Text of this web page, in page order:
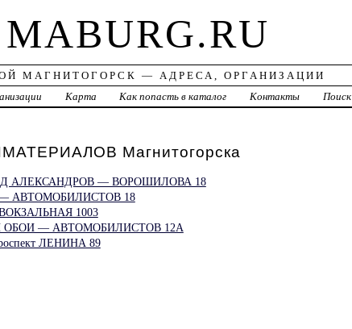
MABURG.RU
МАГНИТОГОРСК — АДРЕСА, ОРГАНИЗАЦИИ
Карта Как попасть в каталог Контакты Поиск
Магнитогорска
АЛЕКСАНДРОВ — ВОРОШИЛОВА 18
АВТОМОБИЛИСТОВ 18
1003
— АВТОМОБИЛИСТОВ 12А
ЛЕНИНА 89